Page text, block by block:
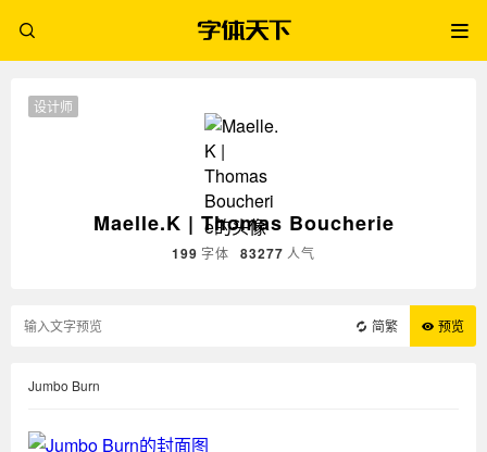
Maelle.K | Thomas Boucherie
199 字体 83277 人气
设计师
简繁 预览
Jumbo Burn